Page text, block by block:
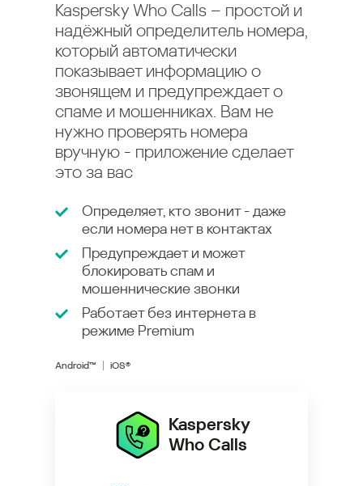
Kaspersky Who Calls – простой и
надёжный определитель номера,
который автоматически
показывает информацию о
звонящем и предупреждает о
спаме и мошенниках. Вам не
нужно проверять номера
вручную - приложение сделает
это за вас
Определяет, кто звонит - даже
если номера нет в контактах
Предупреждает и может
блокировать спам и
мошеннические звонки
Работает без интернета в
режиме Premium
Android™ iOS®
Kaspersky
Who Calls